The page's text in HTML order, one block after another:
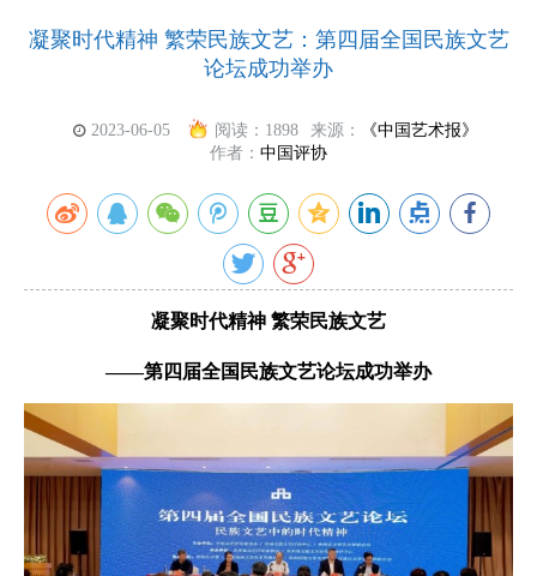
凝聚时代精神 繁荣民族文艺：第四届全国民族文艺
论坛成功举办
2023-06-05 阅读： 1898 来源：
《中国艺术报》
作者： 中国评协
凝聚时代精神 繁荣民族文艺
——第四届全国民族文艺论坛成功举办